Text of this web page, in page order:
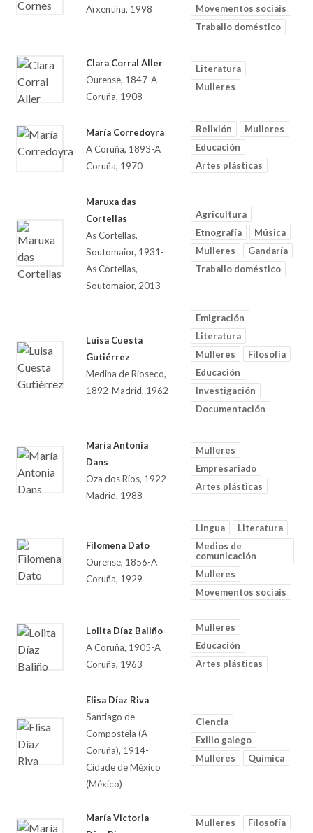
Arxentina, 1998
Movementos sociais
Traballo doméstico
Clara Corral Aller
Ourense, 1847-A
Coruña, 1908
Literatura
Mulleres
María Corredoyra
A Coruña, 1893-A
Coruña, 1970
Relixión
Mulleres
Educación
Artes plásticas
Maruxa das
Cortellas
As Cortellas,
Soutomaior, 1931-
As Cortellas,
Soutomaior, 2013
Agricultura
Etnografía
Música
Mulleres
Gandaría
Traballo doméstico
Luisa Cuesta
Gutiérrez
Medina de Rioseco,
1892-Madrid, 1962
Emigración
Literatura
Mulleres
Filosofía
Educación
Investigación
Documentación
María Antonia
Dans
Oza dos Ríos, 1922-
Madrid, 1988
Mulleres
Empresariado
Artes plásticas
Filomena Dato
Ourense, 1856-A
Coruña, 1929
Lingua
Literatura
Medios de
comunicación
Mulleres
Movementos sociais
Lolita Díaz Baliño
A Coruña, 1905-A
Coruña, 1963
Mulleres
Educación
Artes plásticas
Elisa Díaz Riva
Santiago de
Compostela (A
Coruña), 1914-
Cidade de México
(México)
Ciencia
Exilio galego
Mulleres
Química
María Victoria
Mulleres
Filosofía